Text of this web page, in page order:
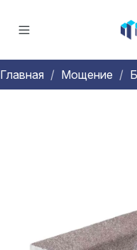
Главная Мощение